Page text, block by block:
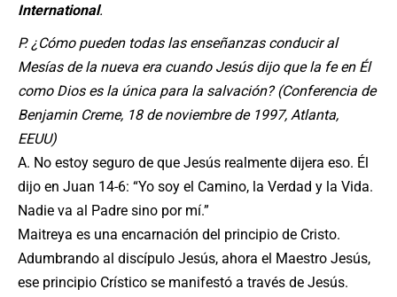
International.
P. ¿Cómo pueden todas las enseñanzas conducir al
Mesías de la nueva era cuando Jesús dijo que la fe en Él
como Dios es la única para la salvación? (Conferencia de
Benjamin Creme, 18 de noviembre de 1997, Atlanta,
EEUU)
A. No estoy seguro de que Jesús realmente dijera eso. Él
dijo en Juan 14-6: “Yo soy el Camino, la Verdad y la Vida.
Nadie va al Padre sino por mí.”
Maitreya es una encarnación del principio de Cristo.
Adumbrando al discípulo Jesús, ahora el Maestro Jesús,
ese principio Crístico se manifestó a través de Jesús.